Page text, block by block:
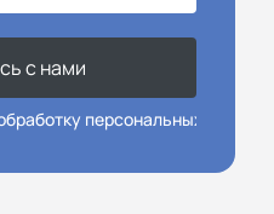
с нами
персональных